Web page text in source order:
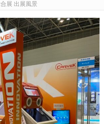
展 出展風景